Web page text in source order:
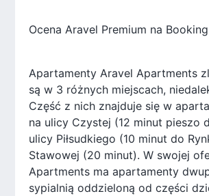
Ocena Aravel Premium na
Apartamenty Aravel Apartments
są w 3 różnych miejscach,
Część z nich znajduje się w
na ulicy Czystej (12 minut pieszo
ulicy Piłsudkiego (10 minut do
Stawowej (20 minut). W swojej
Apartments ma apartamenty
sypialnią oddzieloną od części